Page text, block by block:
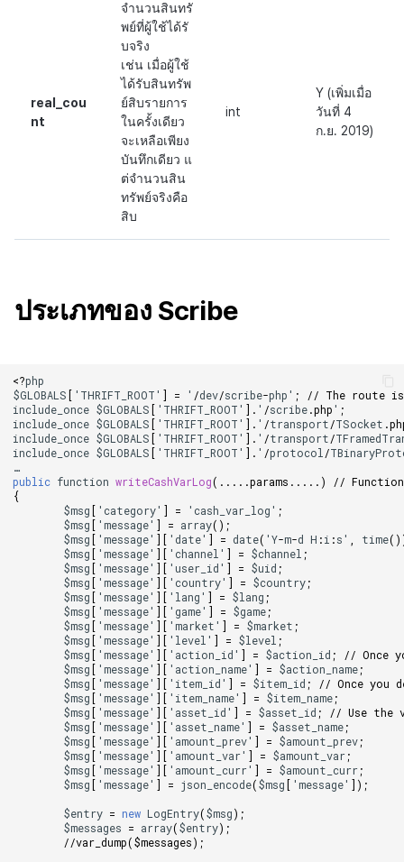
real_cou
nt
จำนวนสินทรั
พย์ที่ผู้ใช้ได้รั
บจริง
เช่น เมื่อผู้ใช้
ได้รับสินทรัพ
ย์สิบรายการ
ในครั้งเดียว
จะเหลือเพียง
บันทึกเดียว แ
ต่จำนวนสิน
ทรัพย์จริงคือ
สิบ
int
Y (เพิ่มเมื่อ
วันที่ 4
ก.ย. 2019)
ประเภทของ Scribe
<?php
$GLOBALS [ ' THRIFT_ROOT' ] = ' /dev/scribe-php' ;
// The route is
include_once $GLOBALS [ ' THRIFT_ROOT' ] . ' /scribe.php' ;
include_once $GLOBALS [ ' THRIFT_ROOT' ] . ' /transport/TSocket .
include_once $GLOBALS [ ' THRIFT_ROOT' ] . ' /transport/
include_once $GLOBALS [ ' THRIFT_ROOT' ] . ' /protocol /
…
public function writeCashVarLog(.....params .....)
//
{
$msg [ ' category' ] = ' cash_var_log' ;
$msg [ 'message' ] = array();
$msg [ 'message' ][ ' date' ] = date( 'Y-m-d H :i :s' time
$msg [ 'message' ][ ' channel ' ] = $channel ;
$msg [ 'message' ][ 'user_id' ] = $uid ;
$msg [ 'message' ][ ' country' ] = $country;
$msg [ 'message' ][ ' lang' ] = $lang ;
$msg [ 'message' ][ ' game' ] = $game;
$msg [ 'message' ][ 'market' ] = $market ;
$msg [ 'message' ][ ' level ' ] = $level ;
$msg [ 'message' ][ ' action_id' ] = $action_id ;
// Once
$msg [ 'message' ][ ' action_name' ] = $action_name;
$msg [ 'message' ][ ' item_id' ] = $item_id ;
// Once you
$msg [ 'message' ][ ' item_name' ] = $item_name;
$msg [ 'message' ][ ' asset_id' ] = $asset_id ;
// Use the
$msg [ 'message' ][ ' asset_name' ] = $asset_name;
$msg [ 'message' ][ ' amount_prev' ] = $amount_prev;
$msg [ 'message' ][ ' amount_var' ] = $amount_var;
$msg [ 'message' ][ ' amount_curr' ] = $amount_curr;
$msg [ 'message' ] = json_encode($msg [ 'message' ] );
$entry = new LogEntry($msg);
$messages = array($entry);
//var_dump($messages);